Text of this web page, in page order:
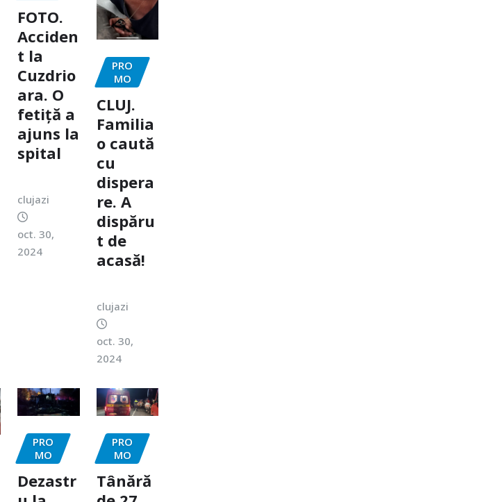
FOTO.
Acciden
t la
Cuzdrio
ara. O
fetiță a
ajuns la
spital
clujazi
oct. 30,
2024
PRO
MO
CLUJ.
Familia
o caută
cu
dispera
re. A
dispăru
t de
acasă!
clujazi
oct. 30,
2024
PRO
MO
Dezastr
PRO
MO
Tânără